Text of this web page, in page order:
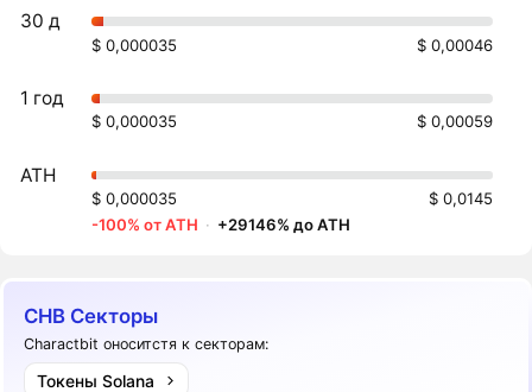
30 д
$ 0,000035 $ 0,00046
1 год
$ 0,000035 $ 0,00059
ATH
$ 0,000035
$ 0,0145
-100% от ATH · +29146% до ATH
CHB Секторы
Charactbit оноситстя к секторам:
Токены Solana